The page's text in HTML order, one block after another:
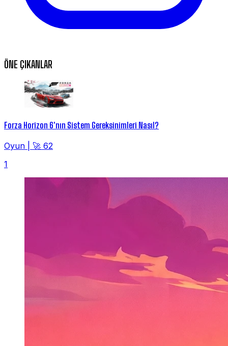
ÖNE ÇIKANLAR
Forza Horizon 6'nın Sistem Gereksinimleri Nasıl?
Oyun
🚀 62
1